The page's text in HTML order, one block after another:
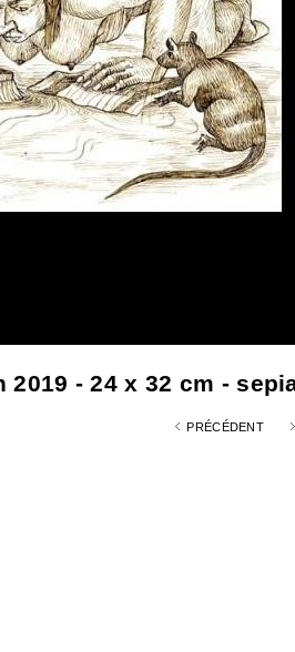
2019 - 24 x 32 cm -
PRÉCÉDENT